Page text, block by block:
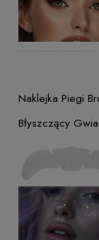
Naklejka Piegi
Błyszczący